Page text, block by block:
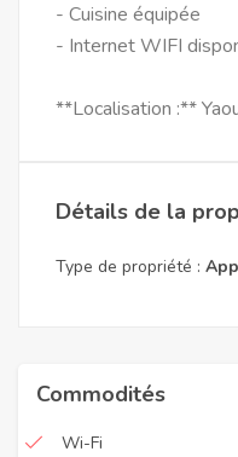
- Cuisine équipée
- Internet WIFI
**Localisation :**
Détails de la
Type de propriété :
Commodités
Wi-Fi